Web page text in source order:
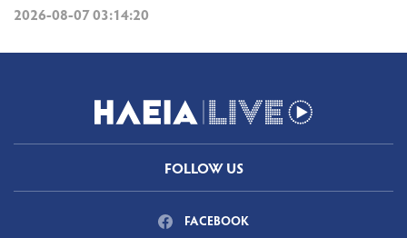
2026-08-07 03:14:20
FOLLOW US
FACEBOOK